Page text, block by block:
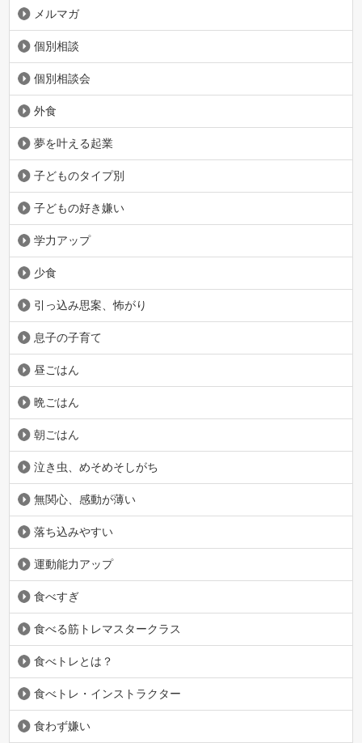
メルマガ
個別相談
個別相談会
外食
夢を叶える起業
子どものタイプ別
子どもの好き嫌い
学力アップ
少食
引っ込み思案、怖がり
息子の子育て
昼ごはん
晩ごはん
朝ごはん
泣き虫、めそめそしがち
無関心、感動が薄い
落ち込みやすい
運動能力アップ
食べすぎ
食べる筋トレマスタークラス
食べトレとは？
食べトレ・インストラクター
食わず嫌い